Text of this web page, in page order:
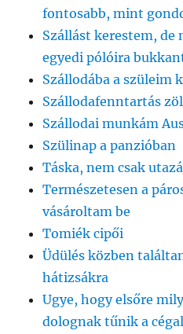
fontosabb, mint
Szállást kerestem,
egyedi pólóira
Szállodába a szüleim
Szállodafenntartás
Szállodai munkám
Szülinap a panzióban
Táska, nem csak
Természetesen a
vásároltam be
Tomiék cipői
Üdülés közben
hátizsákra
Ugye, hogy elsőre
dolognak tűnik a